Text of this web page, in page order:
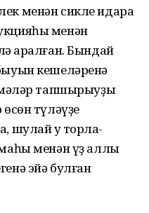
менән сикле идара
менән
ҡаралған. Бындай
кешеләренә
тапшырыуҙы
түләүҙе
уҡ торлаҡ-
менән үҙ аллы
эйә булған